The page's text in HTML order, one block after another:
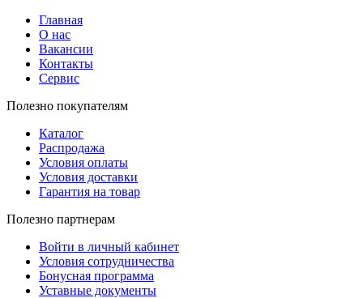
Главная
О нас
Вакансии
Контакты
Сервис
Полезно покупателям
Каталог
Распродажа
Условия оплаты
Условия доставки
Гарантия на товар
Полезно партнерам
Войти в личный кабинет
Условия сотрудничества
Бонусная программа
Уставные документы